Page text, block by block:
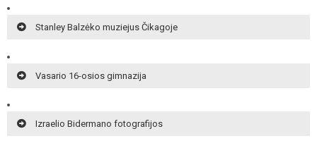
Stanley Balzėko muziejus Čikagoje
Vasario 16-osios gimnazija
Izraelio Bidermano fotografijos